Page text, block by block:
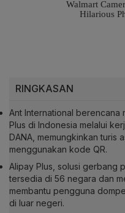
RINGKASAN
Ant International berencana
Plus di Indonesia melalui
DANA, memungkinkan turis
menggunakan kode QR.
Alipay Plus, solusi gerbang
tersedia di 56 negara dan
membantu pengguna
di luar negeri.